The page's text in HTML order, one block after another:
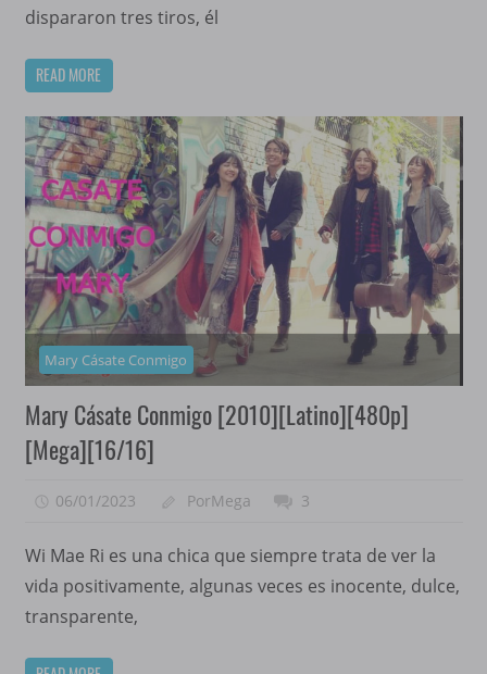
dispararon tres tiros, él
READ MORE
Mary Cásate Conmigo
Mary Cásate Conmigo [2010][Latino][480p]
[Mega][16/16]
06/01/2023 PorMega 3
Wi Mae Ri es una chica que siempre trata de ver la
vida positivamente, algunas veces es inocente, dulce,
transparente,